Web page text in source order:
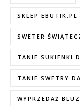
SKLEP EBUTIK.PL
SWETER
TANIE SUKIENKI
TANIE SWETRY
WYPRZEDAŻ